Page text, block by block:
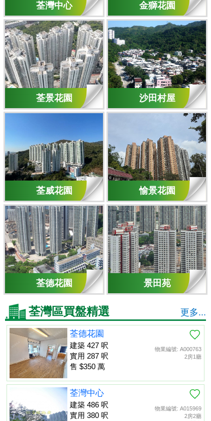
荃灣中心
荃景花園
荃威花園
荃德花園
金獅花園
沙田村屋
愉景花園
景田苑
荃灣區買盤精選 更多...
物業編號: A000763
2房1廳
荃德花園
建築 427 呎
實用 287 呎
售 $350 萬
物業編號: A015969
2房2廳
荃灣中心
建築 486 呎
實用 380 呎